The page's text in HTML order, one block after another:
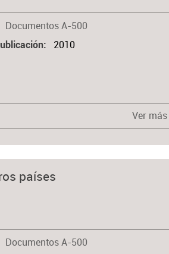
Documentos A-500
2010
Ver más
países
Documentos A-500